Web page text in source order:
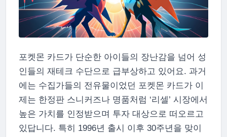
포켓몬 카드가 단순한 아이들의 장난감을 넘어 성
인들의 재테크 수단으로 급부상하고 있어요. 과거
에는 수집가들의 전유물이었던 포켓몬 카드가 이
제는 한정판 스니커즈나 명품처럼 ‘리셀’ 시장에서
높은 가치를 인정받으며 투자 대상으로 떠오르고
있답니다. 특히 1996년 출시 이후 30주년을 맞이